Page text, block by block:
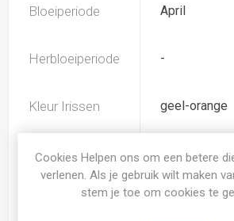
Bloeiperiode April
Herbloeiperiode -
Kleur Irissen geel-orange
Subkleur
Irissen
blauw-paars
Cookies Helpen ons om een betere
verlenen. Als je gebruik wilt maken
stem je toe om cookies te